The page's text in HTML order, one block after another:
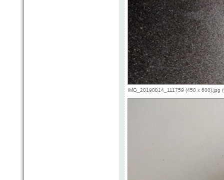
IMG_20190814_111759 (450 x 600).jpg